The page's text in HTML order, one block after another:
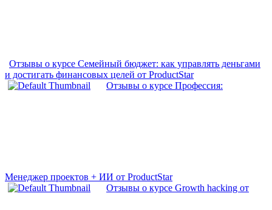
Отзывы о курсе Семейный бюджет: как управлять деньгами
и достигать финансовых целей от ProductStar
Отзывы о курсе Профессия:
Менеджер проектов + ИИ от ProductStar
Отзывы о курсе Growth hacking от